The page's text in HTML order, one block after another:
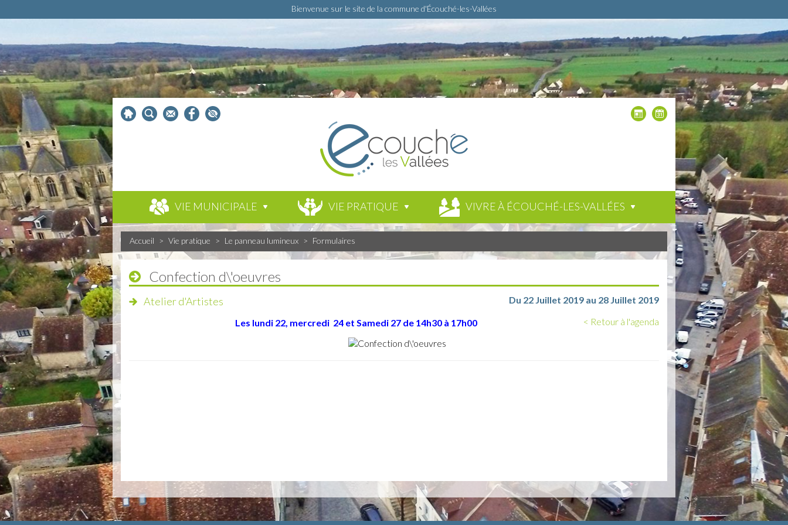
Bienvenue sur le site de la commune d'Écouché-les-Vallées
VIE MUNICIPALE VIE PRATIQUE VIVRE À ÉCOUCHÉ-LES-VALLÉES
Accueil > Vie pratique > Le panneau lumineux > Formulaires
Confection d\'oeuvres
Atelier d'Artistes
Du 22 Juillet 2019 au 28 Juillet 2019
< Retour à l'agenda
Les lundi 22, mercredi 24 et Samedi 27 de 14h30 à 17h00